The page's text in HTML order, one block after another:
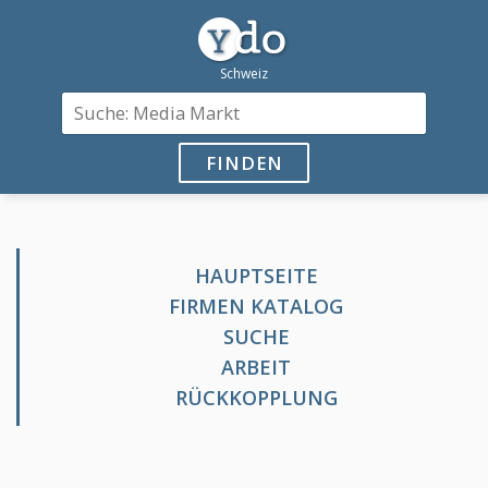
FINDEN
HAUPTSEITE
FIRMEN KATALOG
SUCHE
ARBEIT
RÜCKKOPPLUNG